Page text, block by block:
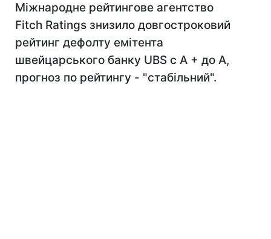
Міжнародне рейтингове агентство
Fitch Ratings знизило довгостроковий
рейтинг дефолту емітента
швейцарського банку UBS c А + до А,
прогноз по рейтингу - "стабільний".